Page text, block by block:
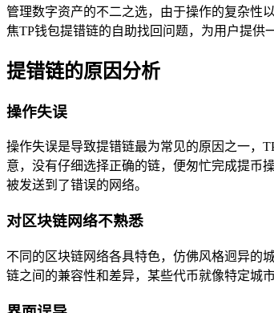
管理数字资产的不二之选，由于操作的复杂性
焦TP钱包提错链的自助找回问题，为用户提供
提错链的原因分析
操作失误
操作失误是导致提错链最为常见的原因之一，
意，没有仔细选择正确的链，便匆忙完成提币
被发送到了错误的网络。
对区块链网络不熟悉
不同的区块链网络各具特色，仿佛风格迥异的
链之间的兼容性和差异，某些代币就像特定城